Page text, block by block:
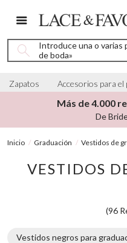
Introduce una o varias
de boda»
Zapatos Accesorios para el
Más de 4.000
De
Inicio Graduación Vestidos de
VESTIDOS
(96
Vestidos negros para